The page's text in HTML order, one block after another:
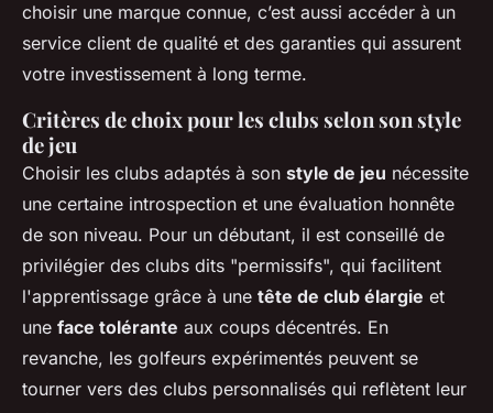
choisir une marque connue, c’est aussi accéder à un
service client de qualité et des garanties qui assurent
votre investissement à long terme.
Critères de choix pour les clubs selon son style
de jeu
Choisir les clubs adaptés à son style de jeu nécessite
une certaine introspection et une évaluation honnête
de son niveau. Pour un débutant, il est conseillé de
privilégier des clubs dits "permissifs", qui facilitent
l'apprentissage grâce à une tête de club élargie et
une face tolérante aux coups décentrés. En
revanche, les golfeurs expérimentés peuvent se
tourner vers des clubs personnalisés qui reflètent leur